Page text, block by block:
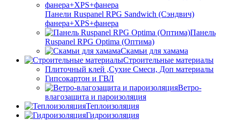
Панели Ruspanel RPG Sandwich (Сэндвич)
фанера+XPS+фанера
Панель
Ruspanel RPG Optima (Оптима)
Скамьи для хамама
Строительные материалы
Плиточный клей ,Сухие Смеси, Доп материалы
Гипсокартон и ГВЛ
Ветро-
влагозащита и пароизоляция
Теплоизоляция
Гидроизоляция